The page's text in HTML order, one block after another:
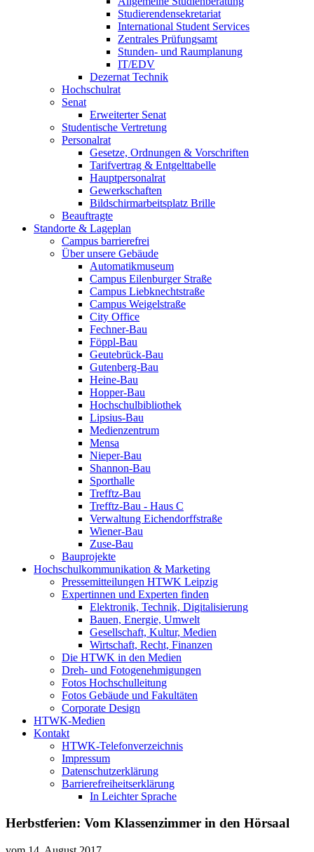
Studierendensekretariat
International Student Services
Zentrales Prüfungsamt
Stunden- und Raumplanung
IT/EDV
Dezernat Technik
Hochschulrat
Senat
Erweiterter Senat
Studentische Vertretung
Personalrat
Gesetze, Ordnungen & Vorschriften
Tarifvertrag & Entgelttabelle
Hauptpersonalrat
Gewerkschaften
Bildschirmarbeitsplatz Brille
Beauftragte
Standorte & Lageplan
Campus barrierefrei
Über unsere Gebäude
Automatikmuseum
Campus Eilenburger Straße
Campus Liebknechtstraße
Campus Weigelstraße
City Office
Fechner-Bau
Föppl-Bau
Geutebrück-Bau
Gutenberg-Bau
Heine-Bau
Hopper-Bau
Hochschulbibliothek
Lipsius-Bau
Medienzentrum
Mensa
Nieper-Bau
Shannon-Bau
Sporthalle
Trefftz-Bau
Trefftz-Bau - Haus C
Verwaltung Eichendorffstraße
Wiener-Bau
Zuse-Bau
Bauprojekte
Hochschulkommunikation & Marketing
Pressemitteilungen HTWK Leipzig
Expertinnen und Experten finden
Elektronik, Technik, Digitalisierung
Bauen, Energie, Umwelt
Gesellschaft, Kultur, Medien
Wirtschaft, Recht, Finanzen
Die HTWK in den Medien
Dreh- und Fotogenehmigungen
Fotos Hochschulleitung
Fotos Gebäude und Fakultäten
Corporate Design
HTWK-Medien
Kontakt
HTWK-Telefonverzeichnis
Impressum
Datenschutzerklärung
Barrierefreiheitserklärung
In Leichter Sprache
Herbstferien: Vom Klassenzimmer in den Hörsaal